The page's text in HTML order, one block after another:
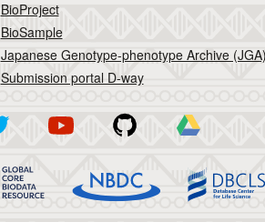
BioProject
BioSample
Japanese Genotype-phenotype Archive
Submission portal D-way